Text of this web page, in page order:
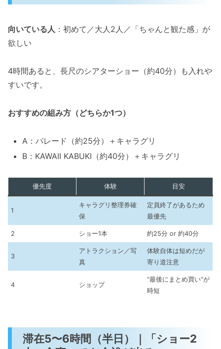
向いている人 ：初めて／大人2人／「ちゃんと観た感」が
欲しい
4時間あると、長尺のシアターショー（約40分）も入れや
すいです。
おすすめの組み方（どちらか1つ）
A：パレード（約25分）＋キャラグリ
B：KAWAII KABUKI（約40分）＋キャラグリ
優先度 体験 目安
1
キャラグリ整理券確
保
定員終了があるため
最優先
2 ショー1本 約25分 or 約40分
3
アトラクション／写
真
体験自体は短めだが
寄り道注意
4 ショップ
“最後にまとめ買い”が
時短
滞在5〜6時間（半日）｜「ショー2